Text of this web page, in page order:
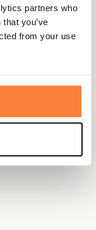
partners who
you’ve
from your use
peut être réglée
Mareuil